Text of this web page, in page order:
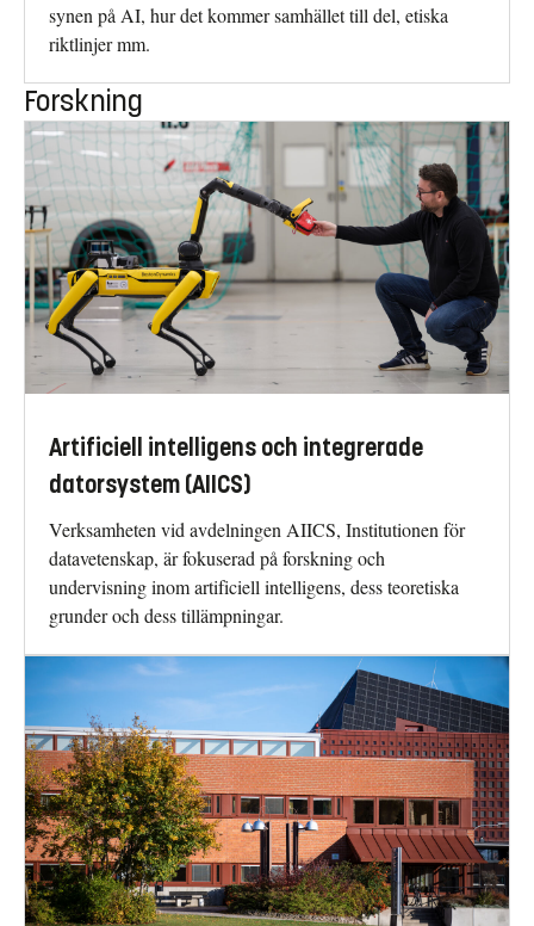
synen på AI, hur det kommer samhället till del, etiska
riktlinjer mm.
Forskning
Artificiell intelligens och integrerade
datorsystem (AIICS)
Verksamheten vid avdelningen AIICS, Institutionen för
datavetenskap, är fokuserad på forskning och
undervisning inom artificiell intelligens, dess teoretiska
grunder och dess tillämpningar.